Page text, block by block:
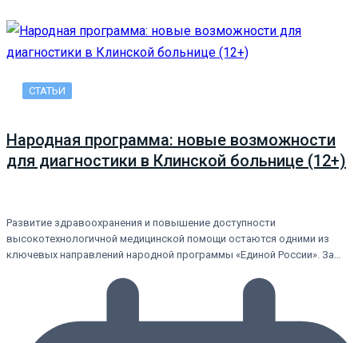
СТАТЬИ
Народная программа: новые возможности
для диагностики в Клинской больнице (12+)
Развитие здравоохранения и повышение доступности
высокотехнологичной медицинской помощи остаются одними из
ключевых направлений народной программы «Единой России». За…